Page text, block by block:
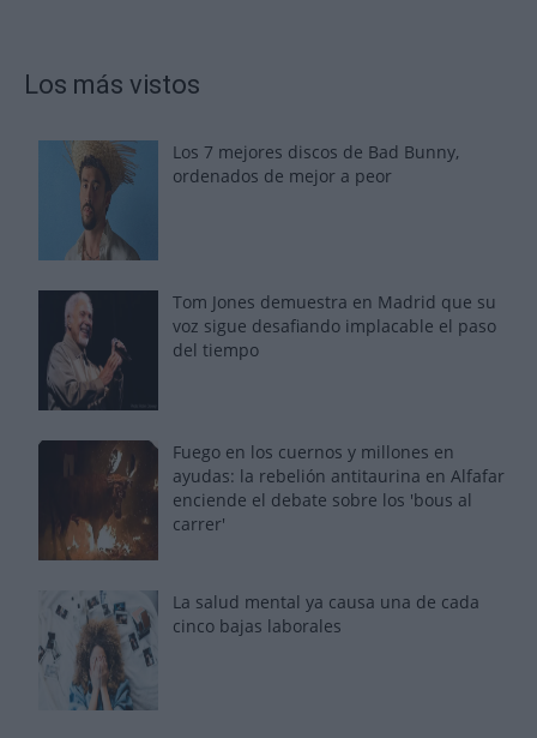
Los más vistos
Los 7 mejores discos de Bad Bunny,
ordenados de mejor a peor
Tom Jones demuestra en Madrid que su
voz sigue desafiando implacable el paso
del tiempo
Fuego en los cuernos y millones en
ayudas: la rebelión antitaurina en Alfafar
enciende el debate sobre los 'bous al
carrer'
La salud mental ya causa una de cada
cinco bajas laborales